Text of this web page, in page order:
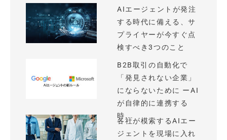
AIエージェントが発注
する時代に備える、サ
プライヤーが今すぐ点
検すべき3つのこと
B2B取引の自動化で
「発見されない企業」
にならないために ーAI
が自律的に連携する
時...
各社が模索するAIエー
ジェントを現場に入れ